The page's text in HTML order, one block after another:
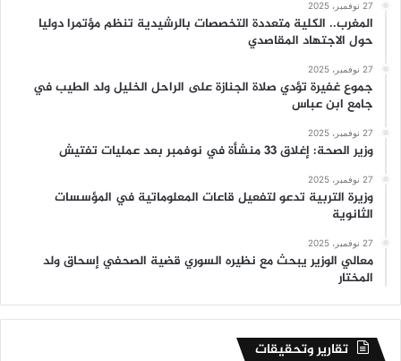
27 نوفمبر، 2025
المغرب.. الكلية متعددة التخصصات بالرشيدية تنظم مؤتمرا دوليا
حول الاجتهاد المقاصدي
27 نوفمبر، 2025
جموع غفيرة تؤدي صلاة الجنازة على الراحل الخليل ولد الطيب في
جامع ابن عباس
27 نوفمبر، 2025
وزير الصحة: إغلاق 33 منشأة في نوفمبر بعد عمليات تفتيش
27 نوفمبر، 2025
وزيرة التربية تدعو لتفعيل قاعات المعلوماتية في المؤسسات
الثانوية
27 نوفمبر، 2025
معالي الوزير يبحث مع نظيره السوري قضية الصحفي إسحاق ولد
المختار
تقارير وتحقيقات